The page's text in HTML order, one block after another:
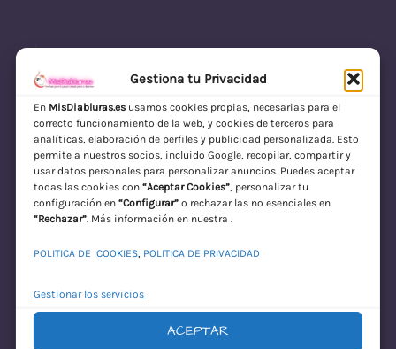
Gestiona tu Privacidad
En MisDiabluras.esusamos cookies propias, necesarias para el
correcto funcionamiento de la web, y cookies de terceros para
analíticas, elaboración de perfiles y publicidad personalizada. Esto
permite a nuestros socios, incluido Google, recopilar, compartir y
usar datos personales para personalizar anuncios. Puedes aceptar
todas las cookies con “Aceptar Cookies”, personalizar tu
configuración en “Configurar”o rechazar las no esenciales en
“Rechazar”. Más información en nuestra .
POLITICA DE COOKIES, POLITICA DE PRIVACIDAD
Gestionar los servicios
ACEPTAR
MisDiabluras | Sexshop Online con Envío
Discreto en España
Acceder